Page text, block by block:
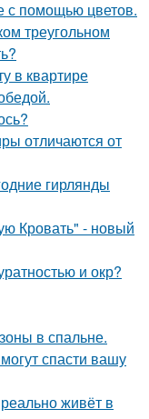
с помощью цветов.
треугольном
в квартире
отличаются от
гирлянды
Кровать" - новый
и окр?
в спальне.
спасти вашу
живёт в